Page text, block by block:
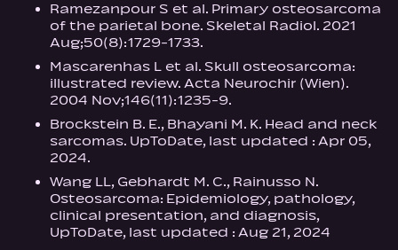
Ramezanpour S et al. Primary osteosarcoma
of the parietal bone. Skeletal Radiol. 2021
Aug;50(8):1729-1733.
Mascarenhas L et al. Skull osteosarcoma:
illustrated review. Acta Neurochir (Wien).
2004 Nov;146(11):1235-9.
Brockstein B. E., Bhayani M. K. Head and neck
sarcomas. UpToDate, last updated : Apr 05,
2024.
Wang LL, Gebhardt M. C., Rainusso N.
Osteosarcoma: Epidemiology, pathology,
clinical presentation, and diagnosis,
UpToDate, last updated : Aug 21, 2024